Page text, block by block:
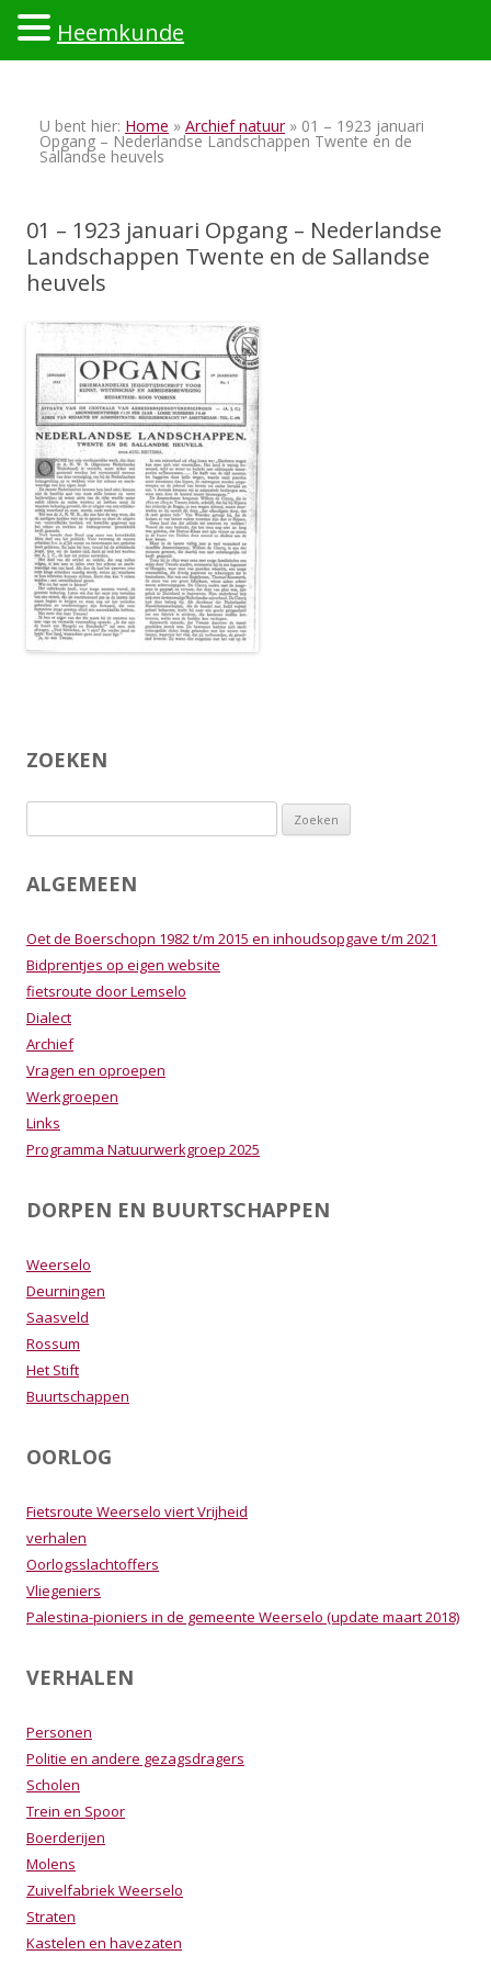
U bent hier: Home » Archief natuur» 01 – 1923 januari
Opgang – Nederlandse Landschappen Twente en de
Sallandse heuvels
01 – 1923 januari Opgang – Nederlandse
Landschappen Twente en de Sallandse
heuvels
ZOEKEN
naar:
ALGEMEEN
Oet de Boerschopn 1982 t/m 2015 en inhoudsopgave t/m 2021
Bidprentjes op eigen website
fietsroute door Lemselo
Dialect
Archief
Vragen en oproepen
Werkgroepen
Links
Programma Natuurwerkgroep 2025
DORPEN EN BUURTSCHAPPEN
Weerselo
Deurningen
Saasveld
Rossum
Het Stift
Buurtschappen
OORLOG
Fietsroute Weerselo viert Vrijheid
verhalen
Oorlogsslachtoffers
Vliegeniers
Palestina-pioniers in de gemeente Weerselo (update maart 2018)
VERHALEN
Personen
Politie en andere gezagsdragers
Scholen
Trein en Spoor
Boerderijen
Molens
Zuivelfabriek Weerselo
Straten
Kastelen en havezaten
Heemkunde